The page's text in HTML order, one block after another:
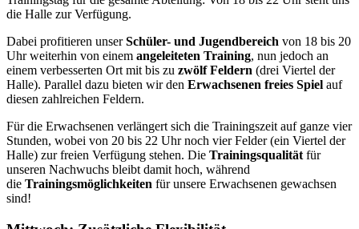
die Halle zur Verfügung.
Dabei profitieren unserSchüler- und Jugendbereich von 18 bis 20
Uhr weiterhin von einem angeleiteten Training, nun jedoch an
einem verbesserten Ort mit bis zu zwölf Feldern (drei Viertel der
Halle). Parallel dazu bieten wir den Erwachsenen freies Spiel auf
diesen zahlreichen Feldern.
Für die Erwachsenen verlängert sich die Trainingszeit auf ganze vier
Stunden, wobei von 20 bis 22 Uhr noch vier Felder (ein Viertel der
Halle) zur freien Verfügung stehen. Die Trainingsqualität für
unseren Nachwuchs bleibt damit hoch, während
die Trainingsmöglichkeiten für unsere Erwachsenen gewachsen
sind!